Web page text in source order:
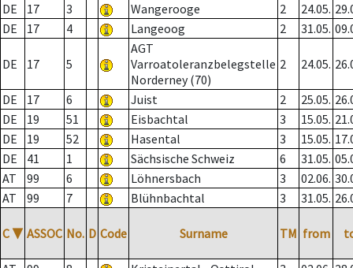
DE
17 3 Wangerooge 2 24.05.
DE
17 4 Langeoog 2 31.05.
DE 17 5
AGT
Varroatoleranzbelegstelle
Norderney (70)
2 24.05.
DE 17 6 Juist 2 25.05.
DE
19 51 Eisbachtal 3 15.05.
DE
19 52 Hasental 3 15.05.
DE
41 1 Sächsische Schweiz 6 31.05.
AT
99 6 Löhnersbach 3 02.06.
AT
99 7 Blühnbachtal 3 31.05.
C ▼ ASSOC No. D Code Surname TM from